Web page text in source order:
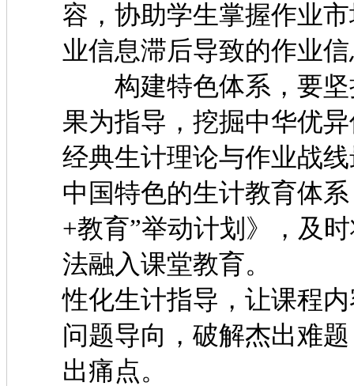
容，协助学生掌握作业
业信息滞后导致的作
构建特色体系，要坚
果为指导，挖掘中华优
经典生计理论与作
中国特色的生计教育体
+教育”举动计划》，及
法融入课堂教育。
性化生计指导，让课程
问题导向，破解杰出难
出痛点。